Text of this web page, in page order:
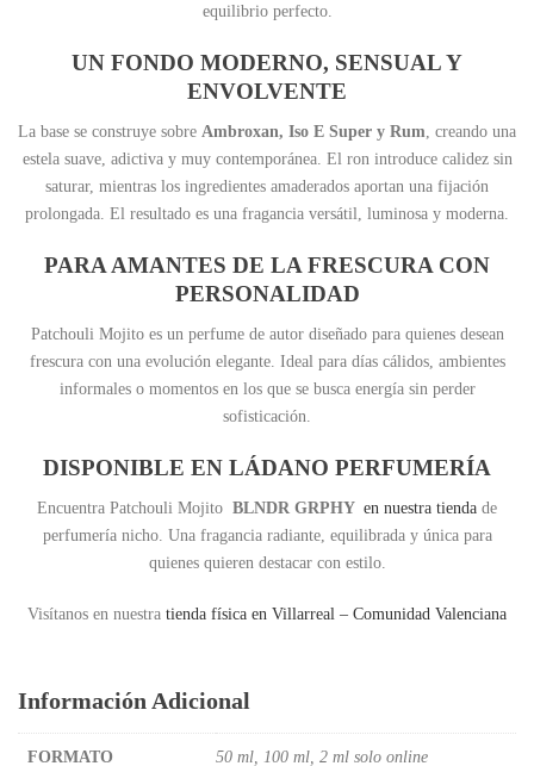
equilibrio perfecto.
UN FONDO MODERNO, SENSUAL Y
ENVOLVENTE
La base se construye sobre Ambroxan, Iso E Super y Rum , creando una
estela suave, adictiva y muy contemporánea. El ron introduce calidez sin
saturar, mientras los ingredientes amaderados aportan una fijación
prolongada. El resultado es una fragancia versátil, luminosa y moderna.
PARA AMANTES DE LA FRESCURA CON
PERSONALIDAD
Patchouli Mojito es un perfume de autor diseñado para quienes desean
frescura con una evolución elegante. Ideal para días cálidos, ambientes
informales o momentos en los que se busca energía sin perder
sofisticación.
DISPONIBLE EN LÁDANO PERFUMERÍA
Encuentra Patchouli Mojito BLNDR GRPHY en nuestra tienda de
perfumería nicho. Una fragancia radiante, equilibrada y única para
quienes quieren destacar con estilo.
Visítanos en nuestra tienda física en Villarreal – Comunidad Valenciana
Información Adicional
FORMATO 50 ml, 100 ml, 2 ml solo online